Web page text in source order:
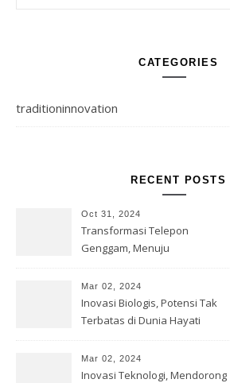
CATEGORIES
traditioninnovation
RECENT POSTS
Oct 31, 2024
Transformasi Telepon
Genggam, Menuju
Mar 02, 2024
Inovasi Biologis, Potensi Tak
Terbatas di Dunia Hayati
Mar 02, 2024
Inovasi Teknologi, Mendorong